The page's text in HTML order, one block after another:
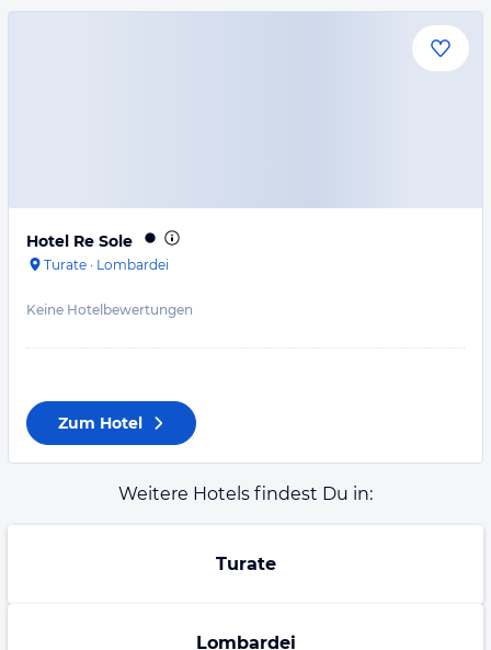
Hotel Re Sole
Turate · Lombardei
Keine Hotelbewertungen
Zum Hotel
Weitere Hotels findest Du in:
Turate
Lombardei